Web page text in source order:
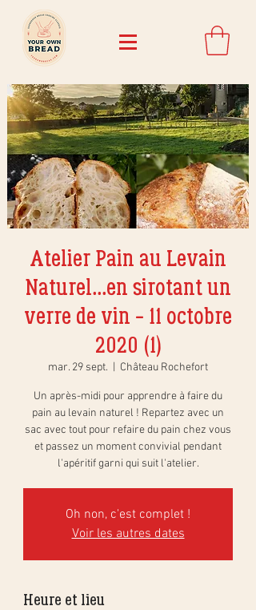
Atelier Pain au Levain
Naturel...en sirotant un
verre de vin - 11 octobre
2020 (1)
mar. 29 sept. Château Rochefort
Un après-midi pour apprendre à faire du
pain au levain naturel ! Repartez avec un
sac avec tout pour refaire du pain chez vous
et passez un moment convivial pendant
l'apéritif garni qui suit l'atelier.
Oh non, c'est complet !
Voir les autres dates
Heure et lieu